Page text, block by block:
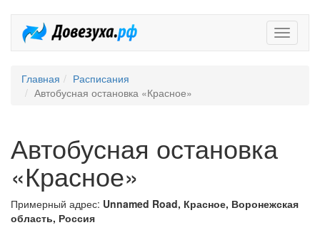
Главная
Расписания
Автобусная остановка «Красное»
Автобусная остановка
«Красное»
Примерный адрес: Unnamed Road, Красное, Воронежская
область, Россия